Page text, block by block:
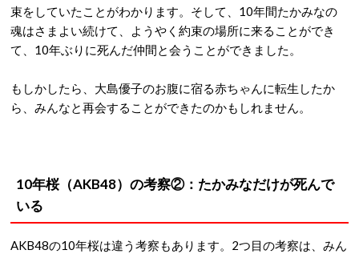
束をしていたことがわかります。そして、10年間たかみなの
魂はさまよい続けて、ようやく約束の場所に来ることができ
て、10年ぶりに死んだ仲間と会うことができました。
もしかしたら、大島優子のお腹に宿る赤ちゃんに転生したか
ら、みんなと再会することができたのかもしれません。
10年桜（AKB48）の考察②：たかみなだけが死んで
いる
AKB48の10年桜は違う考察もあります。2つ目の考察は、みん